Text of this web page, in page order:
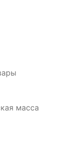
масса